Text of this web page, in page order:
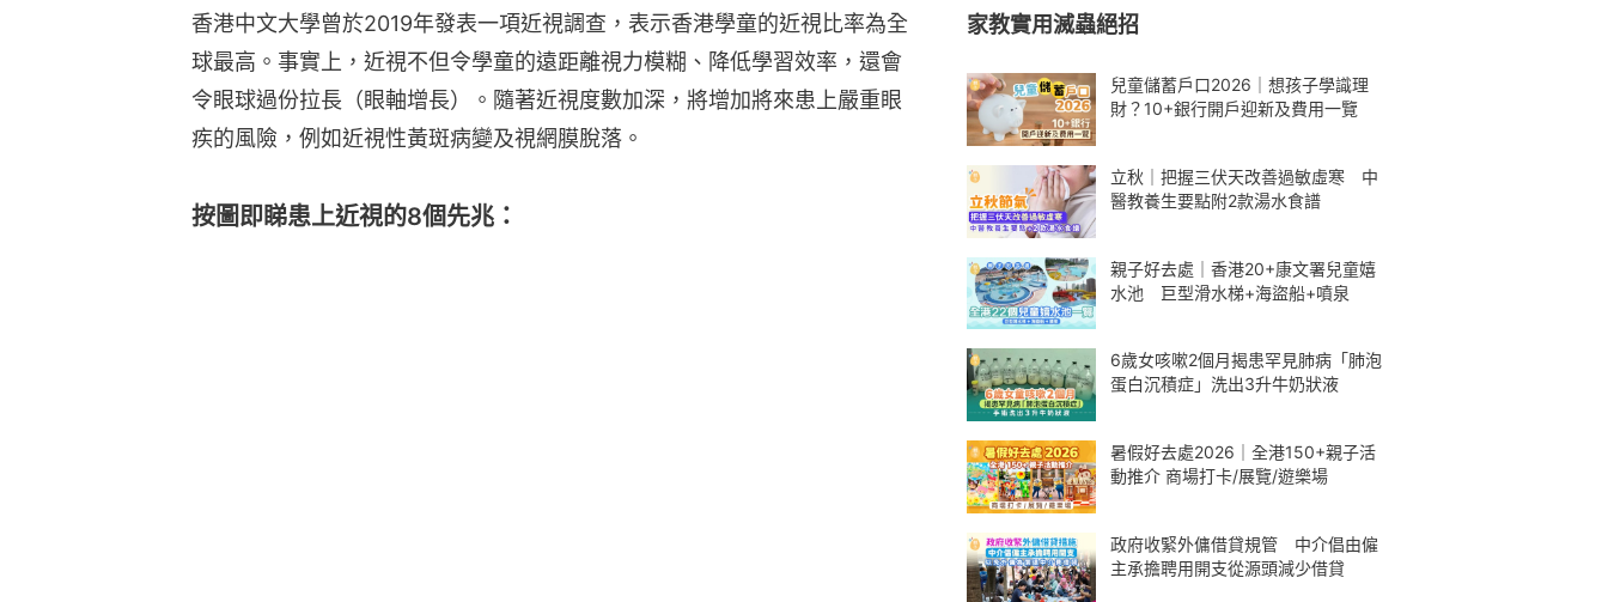
香港中文大學曾於2019年發表一項近視調查，表示香港學童的近視比率為全
球最高。事實上，近視不但令學童的遠距離視力模糊、降低學習效率，還會
令眼球過份拉長（眼軸增長）。隨著近視度數加深，將增加將來患上嚴重眼
疾的風險，例如近視性黃斑病變及視網膜脫落。
按圖即睇患上近視的8個先兆：
家教實用滅蟲絕招
兒童儲蓄戶口2026｜想孩子學識理
財？10+銀行開戶迎新及費用一覽
立秋｜把握三伏天改善過敏虛寒 中
醫教養生要點附2款湯水食譜
親子好去處｜香港20+康文署兒童嬉
水池 巨型滑水梯+海盜船+噴泉
6歲女咳嗽2個月揭患罕見肺病「肺泡
蛋白沉積症」洗出3升牛奶狀液
暑假好去處2026｜全港150+親子活
動推介 商場打卡/展覽/遊樂場
政府收緊外傭借貸規管 中介倡由僱
主承擔聘用開支從源頭減少借貸